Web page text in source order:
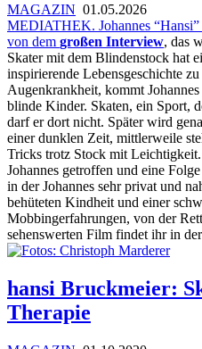
MAGAZIN 01.05.2026
MEDIATHEK. Johannes
von dem großen Interview, das
Skater mit dem Blindenstock hat
inspirierende Lebensgeschichte
Augenkrankheit, kommt
blinde Kinder. Skaten, ein Sport,
darf er dort nicht. Später wird
einer dunklen Zeit, mittlerweile
Tricks trotz Stock mit
Johannes getroffen und eine
in der Johannes sehr privat und
behüteten Kindheit und einer
Mobbingerfahrungen, von der
sehenswerten Film findet ihr in der
hansi Bruckmeier:
Therapie